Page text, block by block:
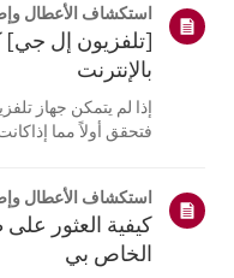
استكشاف الأعطال
[تلفزيون إل جي]
بالإنترنت
فتحقق أولاً مما
تكمن في جها...
استكشاف الأعطال
الخاص بي